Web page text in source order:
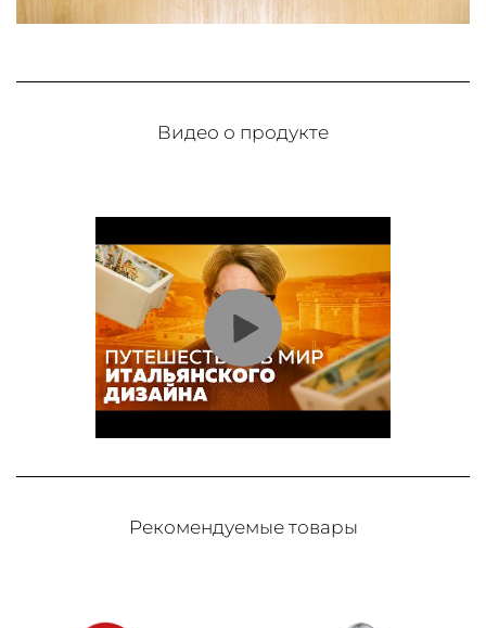
Видео о продукте
Рекомендуемые товары